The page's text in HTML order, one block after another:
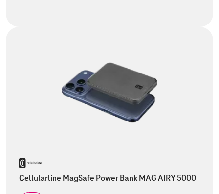
Cellularline MagSafe Power Bank MAG AIRY 5000